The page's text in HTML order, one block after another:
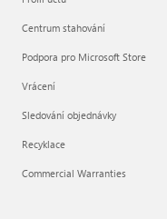
Centrum stahování
Podpora pro Microsoft Store
Vrácení
Sledování objednávky
Recyklace
Commercial Warranties